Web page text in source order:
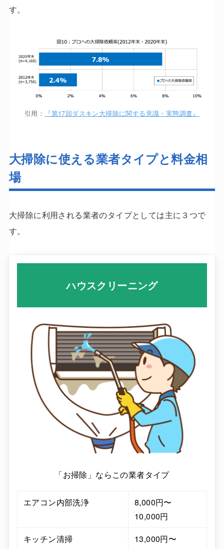
す。
引用： 『第17回ダスキン大掃除に関する意識・実態調査』
大掃除に使える業者タイプと料金相
場
大掃除に利用される業者のタイプとしては主に３つで
す。
ハウスクリーニング
「お掃除」ならこの業者タイプ
エアコン内部洗浄
8,000円〜
10,000円
キッチン清掃
13,000円〜